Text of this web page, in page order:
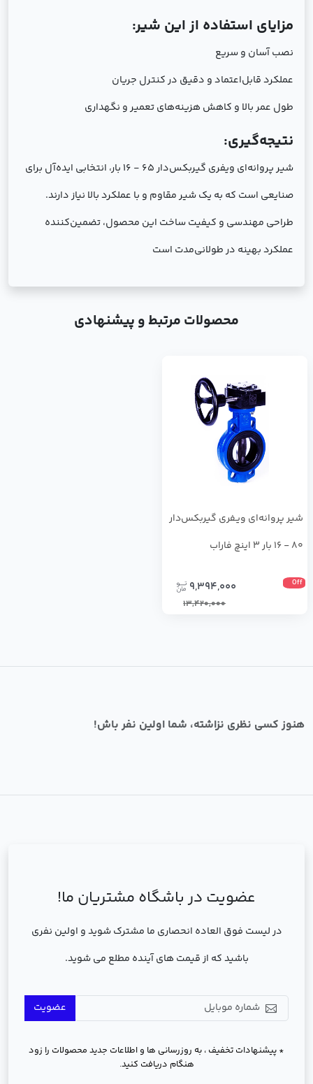
مزایای استفاده از این شیر:
نصب آسان و سریع
عملکرد قابل‌اعتماد و دقیق در کنترل جریان
طول عمر بالا و کاهش هزینه‌های تعمیر و نگهداری
نتیجه‌گیری:
شير پروانه‌اي ويفري گيربكس‌دار 65 - 16 بار، انتخابی ایده‌آل برای
صنایعی است که به یک شیر مقاوم و با عملکرد بالا نیاز دارند.
طراحی مهندسی و کیفیت ساخت این محصول، تضمین‌کننده
عملکرد بهینه در طولانی‌مدت است
محصولات مرتبط و پیشنهادی
شير پروانه‌اي ويـفري گيربكس‌دار
80 - 16 بار 3 اینچ فاراب
Off
9,394,000
13,420,000
هنوز کسی نظری نزاشته، شما اولین نفر باش!
عضویت در باشگاه مشتریان ما!
در لیست فوق العاده انحصاری ما مشترک شوید و اولین نفری
باشید که از قیمت های آینده مطلع می شوید.
عضویت
* پیشنهادات تخفیف ، به روزرسانی ها و اطلاعات جدید محصولات را زود
هنگام دریافت کنید.